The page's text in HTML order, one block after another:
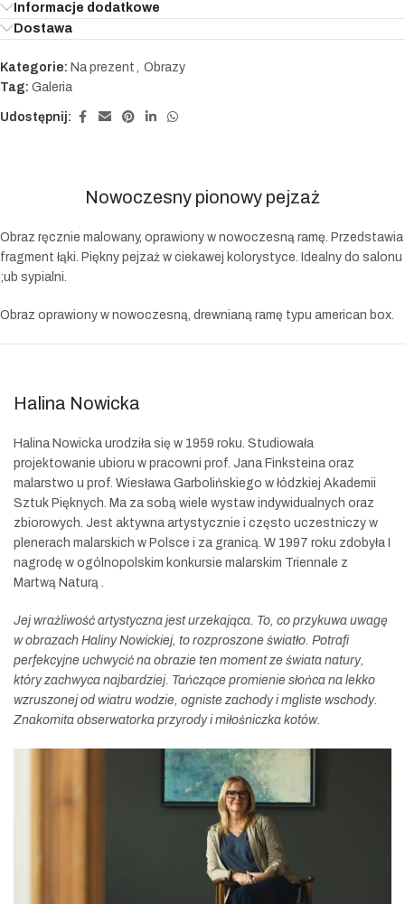
Informacje dodatkowe
Dostawa
Kategorie: Na prezent , Obrazy
Tag: Galeria
Udostępnij:
Nowoczesny pionowy pejzaż
Obraz ręcznie malowany, oprawiony w nowoczesną ramę. Przedstawia
fragment łąki. Piękny pejzaż w ciekawej kolorystyce. Idealny do salonu
;ub sypialni.
Obraz oprawiony w nowoczesną, drewnianą ramę typu american box.
Halina Nowicka
Halina Nowicka urodziła się w 1959 roku. Studiowała
projektowanie ubioru w pracowni prof. Jana Finksteina oraz
malarstwo u prof. Wiesława Garbolińskiego w łódzkiej Akademii
Sztuk Pięknych. Ma za sobą wiele wystaw indywidualnych oraz
zbiorowych. Jest aktywna artystycznie i często uczestniczy w
plenerach malarskich w Polsce i za granicą. W 1997 roku zdobyła I
nagrodę w ogólnopolskim konkursie malarskim Triennale z
Martwą Naturą .
Jej wrażliwość artystyczna jest urzekająca. To, co przykuwa uwagę
w obrazach Haliny Nowickiej, to rozproszone światło. Potrafi
perfekcyjne uchwycić na obrazie ten moment ze świata natury,
który zachwyca najbardziej. Tańczące promienie słońca na lekko
wzruszonej od wiatru wodzie, ogniste zachody i mgliste wschody.
Znakomita obserwatorka przyrody i miłośniczka kotów.